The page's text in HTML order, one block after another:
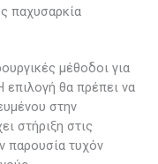
παχυσαρκία
μέθοδοι για
επιλογή θα πρέπει να
στην
στήριξη στις
παρουσία τυχόν